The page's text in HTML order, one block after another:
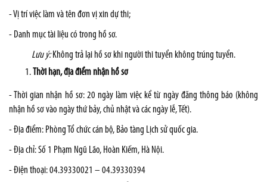
- Vị trí việc làm và tên đơn vị xin dự thi;
- Danh mục tài liệu có trong hồ sơ.
Lưu ý:Không trả lại hồ sơ khi người thi tuyển không trúng tuyển.
Thời hạn, địa điểm nhận hồ sơ
- Thời gian nhận hồ sơ: 20 ngày làm việc kể từ ngày đăng thông báo (không
nhận hồ sơ vào ngày thứ bảy, chủ nhật và các ngày lễ, Tết).
- Địa điểm: Phòng Tổ chức cán bộ, Bảo tàng Lịch sử quốc gia.
- Địa chỉ: Số 1 Phạm Ngũ Lão, Hoàn Kiếm, Hà Nội.
- Điện thoại: 04.39330021 – 04.39330394